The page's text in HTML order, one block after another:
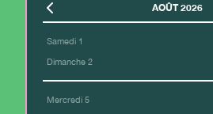
AOÛT 2026
Samedi 1
Dimanche 2
Mercredi 5